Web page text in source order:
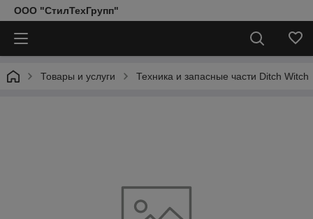
ООО "СтилТехГрупп"
Товары и услуги Техника и запасные части Ditch Witch